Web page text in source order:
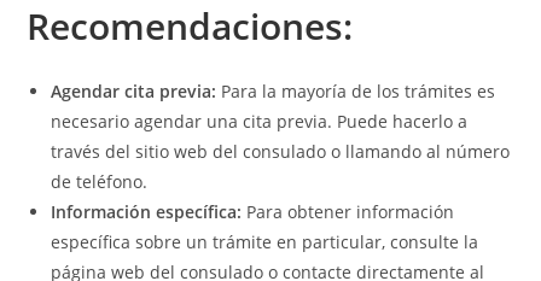
Recomendaciones:
Agendar cita previa: Para la mayoría de los trámites es
necesario agendar una cita previa. Puede hacerlo a
través del sitio web del consulado o llamando al número
de teléfono.
Información específica: Para obtener información
específica sobre un trámite en particular, consulte la
página web del consulado o contacte directamente al